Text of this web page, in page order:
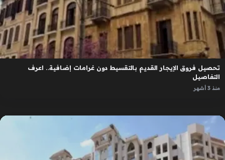
تحصيل فروق الإيجار القديم بالتقسيط دون غرامات إضافية.. اعرف
التفاصيل
منذ 3 أشهر